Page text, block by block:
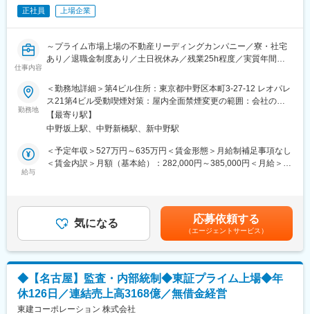
・レオパレス本体離職率：7.5%
変更の範囲：会社の定める業務
して契約業務にご対応いただける専任の法務担当者を新たに募集
することとなりました。
■本ポジションの魅力
・裁量とスピード感ある働き方:基本的には次長とのコミュニケー
ションを通じて業務を進めますが、専任担当としてご自身の裁量
・プレイング特化：特化したスペシャリスト（担当専任）として
現場の課題解決に注力できる環境です。
・業務改善の余地(DXの推進)：契約の期限管理や社内規程の網羅
的な整備など、これから仕組みを作っていくフェーズの業務も多
■当社の特徴：
型BtoBプロダクト、AIを活用した不動産ビッグデータの研究など
を通じて変革と成長を目指しています。
■固定残業代に関して
40H分の固定残業代が含まれておりますが、残業平均30h程となり
ます。40Hの残業が発生しない場合でも40H分の固定残業代が支
払われますのでご安心下さい。
正社員 上場企業
仕事内容
～プライム市場上場の不動産リーディングカンパニー／寮・社宅
あり／退職金制度あり／土日祝休み／残業25h程度／実質年間休
今まさに事業改革のフェーズである当社の内部監査を担って頂き
ます。入社後は同僚同伴のもと社内監査ルールを把握しながら、
業務を実施していただき、その後適性に応じて下記業務をお任せ
します。
■業務内容：
・内部監査の実施
・テーマ監査（特定のテーマに焦点を当てて、法令に準じている
か・リスク対応策は有効に機能しているか監査します）
■業界未経験者歓迎：
入社後は、先輩スタッフが丁寧に指導しますので、不動産業界・
職種の経験は必要ありません。
勤務地
＜勤務地詳細＞第4ビル住所：東京都中野区本町3-27-12 レオパレ
ス21第4ビル受動喫煙対策：屋内全面禁煙変更の範囲：会社の定
める事業所
【最寄り駅】
中野坂上駅、中野新橋駅、新中野駅
給与
＜予定年収＞527万円～635万円＜賃金形態＞月給制補足事項なし
＜賃金内訳＞月額（基本給）：282,000円～385,000円＜月給＞
2回（7月・12月）賃金はあくまでも目安の金額であり、選考を通
じて上下する可能性があります。月給(月額)は固定手当を含めた表
記です。
気になる 応募依頼する
（エージェントサービス）
◆【名古屋】監査・内部統制◆東証プライム上場◆年
休126日／連結売上高3168億／無借金経営
東建コーポレーション 株式会社